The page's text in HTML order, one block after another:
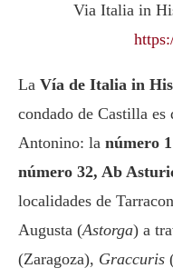
Via Italia in
La Vía de Italia in
condado de Castilla
Antonino: la número
número 32, Ab
localidades de
Augusta (Astorga) a
(Zaragoza), Graccuris